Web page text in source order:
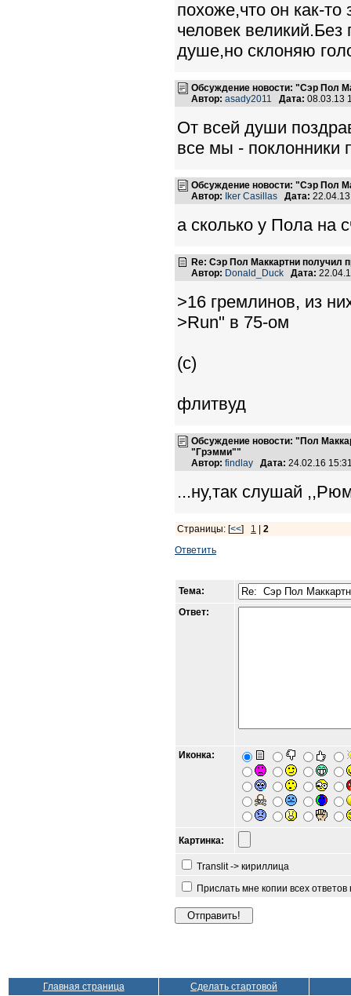
похоже,что он как-
человек
душе,но склоняю
Обсуждение новости: "Сэр Пол
Автор: asady2011 Дата: 08.03.13
От всей души
все мы - поклонники
Обсуждение новости: "Сэр Пол
Автор:
Iker Casillas Дата:
а сколько у Пола на
Re: Сэр Пол Маккартни получил
Автор: Donald_Duck Дата:
>16 гремлинов, из
>Run" в 75-ом
(с)
флитвуд
Обсуждение новости: "Пол
"Грэмми""
Автор: findlay Дата: 24.02.16
...ну,так слушай
Страницы: [<<] 1
2
Ответить
Тема:
Ответ:
Иконка:
Картинка:
Translit -> кириллица
Прислать мне копии всех
Главная страница Сделать стартовой